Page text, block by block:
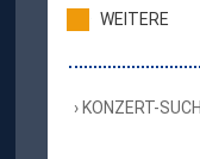
WEITERE
KONZERT-